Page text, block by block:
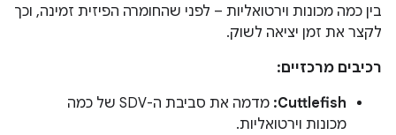
בין כמה מכונות וירטואליות – לפני שהחומרה הפיזית זמינה, וכך
לקצר את זמן יציאה לשוק.
רכיבים מרכזיים:
Cuttlefish:
מדמה את סביבת ה-SDV של כמה
מכונות וירטואליות.